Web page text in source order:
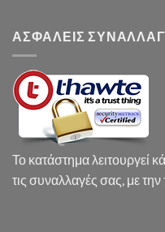
ΑΣΦΑΛΕΙΣ
Το κατάστημα λειτουργεί
τις συναλλαγές σας, με